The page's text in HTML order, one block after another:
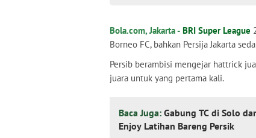
Bola.com, Jakarta - BRI Super League
Borneo FC, bahkan Persija Jakarta
Persib berambisi mengejar hattrick
juara untuk yang pertama kali.
Baca Juga: Gabung TC di Solo
Enjoy Latihan Bareng Persik